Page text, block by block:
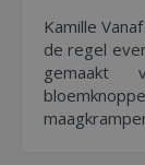
Kamille
de regel
gemaakt